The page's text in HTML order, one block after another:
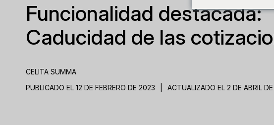
Funcionalidad destacada:
Caducidad de las
CELITA SUMMA
PUBLICADO EL 12 DE FEBRERO DE 2023
ACTUALIZADO EL 2 DE ABRIL